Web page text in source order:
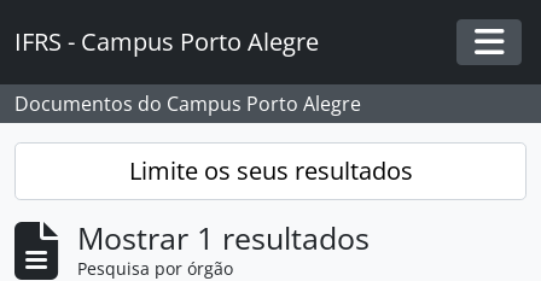
IFRS - Campus Porto Alegre
Documentos do Campus Porto Alegre
Limite os seus resultados
Mostrar 1 resultados
Pesquisa por órgão